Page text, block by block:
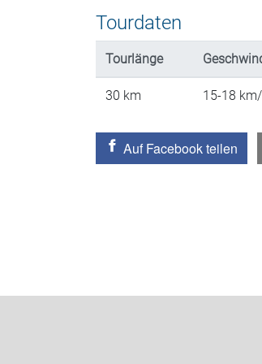
Tourdaten
Tourlänge
30 km 15-18
Auf Facebook teilen